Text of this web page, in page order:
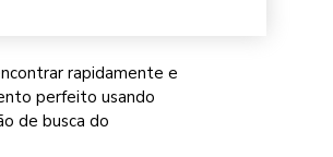
rapidamente e
perfeito usando
de busca do